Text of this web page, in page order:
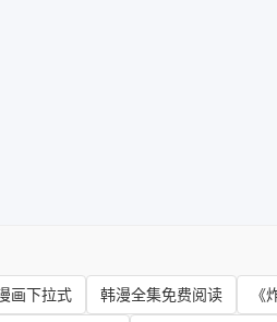
画下拉式 韩漫全集免费阅读 《